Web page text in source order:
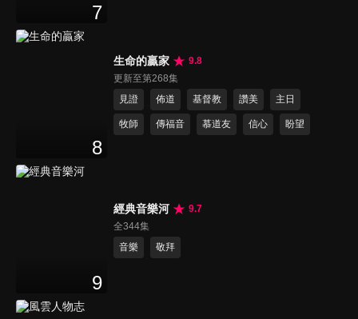
7
8
生命的贏家
9.8
更新至第268集
見證
佈道 基督教 讚美 主日
牧師 傳福音 慕道友 信心 盼望
9
經典音樂河
9.7
全344集
音樂
敬拜